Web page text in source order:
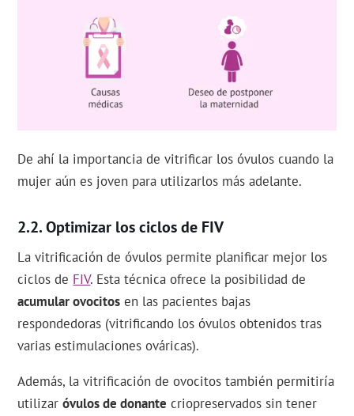
De ahí la importancia de vitrificar los óvulos cuando la
mujer aún es joven para utilizarlos más adelante.
Optimizar los ciclos de FIV
La vitrificación de óvulos permite planificar mejor los
ciclos de FIV. Esta técnica ofrece la posibilidad de
acumular ovocitos en las pacientes bajas
respondedoras (vitrificando los óvulos obtenidos tras
varias estimulaciones ováricas).
Además, la vitrificación de ovocitos también permitiría
utilizaróvulos de donante criopreservados sin tener